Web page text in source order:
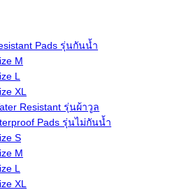
Pads รุ่นกันน้ำ
M
L
XL
Resistant รุ่นผ้าวูล
Pads รุ่นไม่กันน้ำ
S
M
L
XL